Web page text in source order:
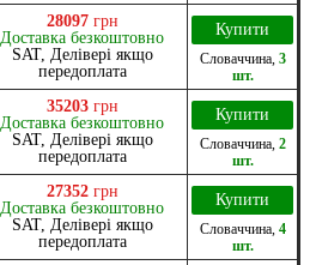
28097 грн
Доставка безкоштовно
SAT, Делівері якщо
передоплата
Купити
Словаччина, 3
шт.
35203 грн
Доставка безкоштовно
SAT, Делівері якщо
передоплата
Купити
Словаччина, 2
шт.
27352 грн
Доставка безкоштовно
SAT, Делівері якщо
передоплата
Купити
Словаччина, 4
шт.